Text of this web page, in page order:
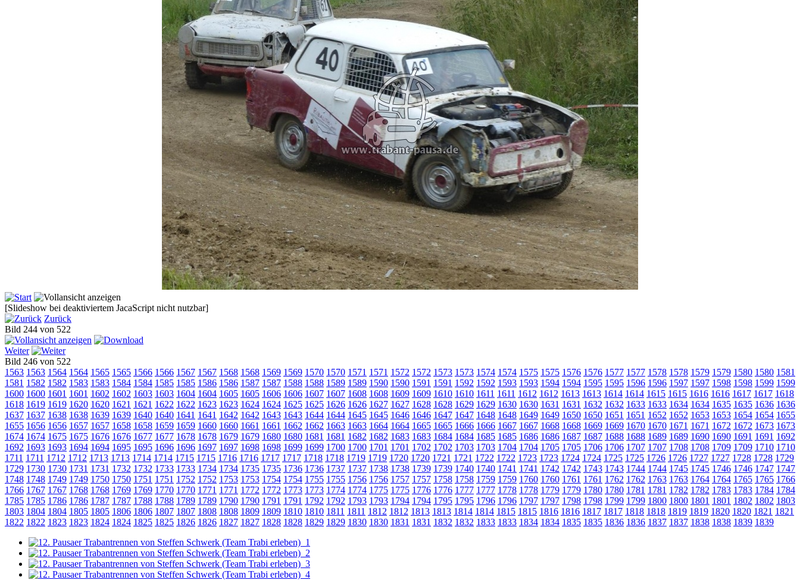
[Slideshow bei deaktiviertem JacaScript nicht nutzbar]
Zurück
Bild 244 von 522
Weiter
Bild 246 von 522
1563 1563 1564 1564 1565 1565 1566 1566 1567 1567 1568 1568 1569 1569 1570 1570 1571 1571 1572 1572 1573 1573 1574 1574 1575 1575 1576 1576 1577 1577 1578 1578 1579 1579 1580 1580 1581
1581 1582 1582 1583 1583 1584 1584 1585 1585 1586 1586 1587 1587 1588 1588 1589 1589 1590 1590 1591 1591 1592 1592 1593 1593 1594 1594 1595 1595 1596 1596 1597 1597 1598 1598 1599 1599
1600 1600 1601 1601 1602 1602 1603 1603 1604 1604 1605 1605 1606 1606 1607 1607 1608 1608 1609 1609 1610 1610 1611 1611 1612 1612 1613 1613 1614 1614 1615 1615 1616 1616 1617 1617 1618
1618 1619 1619 1620 1620 1621 1621 1622 1622 1623 1623 1624 1624 1625 1625 1626 1626 1627 1627 1628 1628 1629 1629 1630 1630 1631 1631 1632 1632 1633 1633 1634 1634 1635 1635 1636 1636
1637 1637 1638 1638 1639 1639 1640 1640 1641 1641 1642 1642 1643 1643 1644 1644 1645 1645 1646 1646 1647 1647 1648 1648 1649 1649 1650 1650 1651 1651 1652 1652 1653 1653 1654 1654 1655
1655 1656 1656 1657 1657 1658 1658 1659 1659 1660 1660 1661 1661 1662 1662 1663 1663 1664 1664 1665 1665 1666 1666 1667 1667 1668 1668 1669 1669 1670 1670 1671 1671 1672 1672 1673 1673
1674 1674 1675 1675 1676 1676 1677 1677 1678 1678 1679 1679 1680 1680 1681 1681 1682 1682 1683 1683 1684 1684 1685 1685 1686 1686 1687 1687 1688 1688 1689 1689 1690 1690 1691 1691 1692
1692 1693 1693 1694 1694 1695 1695 1696 1696 1697 1697 1698 1698 1699 1699 1700 1700 1701 1701 1702 1702 1703 1703 1704 1704 1705 1705 1706 1706 1707 1707 1708 1708 1709 1709 1710 1710
1711 1711 1712 1712 1713 1713 1714 1714 1715 1715 1716 1716 1717 1717 1718 1718 1719 1719 1720 1720 1721 1721 1722 1722 1723 1723 1724 1724 1725 1725 1726 1726 1727 1727 1728 1728 1729
1729 1730 1730 1731 1731 1732 1732 1733 1733 1734 1734 1735 1735 1736 1736 1737 1737 1738 1738 1739 1739 1740 1740 1741 1741 1742 1742 1743 1743 1744 1744 1745 1745 1746 1746 1747 1747
1748 1748 1749 1749 1750 1750 1751 1751 1752 1752 1753 1753 1754 1754 1755 1755 1756 1756 1757 1757 1758 1758 1759 1759 1760 1760 1761 1761 1762 1762 1763 1763 1764 1764 1765 1765 1766
1766 1767 1767 1768 1768 1769 1769 1770 1770 1771 1771 1772 1772 1773 1773 1774 1774 1775 1775 1776 1776 1777 1777 1778 1778 1779 1779 1780 1780 1781 1781 1782 1782 1783 1783 1784 1784
1785 1785 1786 1786 1787 1787 1788 1788 1789 1789 1790 1790 1791 1791 1792 1792 1793 1793 1794 1794 1795 1795 1796 1796 1797 1797 1798 1798 1799 1799 1800 1800 1801 1801 1802 1802 1803
1803 1804 1804 1805 1805 1806 1806 1807 1807 1808 1808 1809 1809 1810 1810 1811 1811 1812 1812 1813 1813 1814 1814 1815 1815 1816 1816 1817 1817 1818 1818 1819 1819 1820 1820 1821 1821
1822 1822 1823 1823 1824 1824 1825 1825 1826 1826 1827 1827 1828 1828 1829 1829 1830 1830 1831 1831 1832 1832 1833 1833 1834 1834 1835 1835 1836 1836 1837 1837 1838 1838 1839 1839